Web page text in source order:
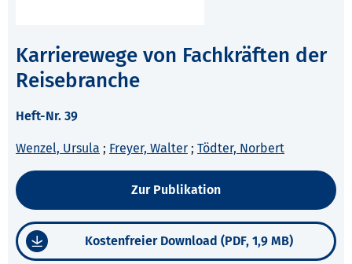
Karrierewege von Fachkräften der
Reisebranche
Heft-Nr. 39
Wenzel, Ursula ; Freyer, Walter ; Tödter, Norbert
Zur Publikation
Kostenfreier Download (PDF, 1,9 MB)